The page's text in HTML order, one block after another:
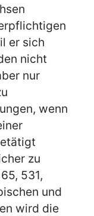
er sich
nicht
nur
wenn
zu
531,
und
wird die